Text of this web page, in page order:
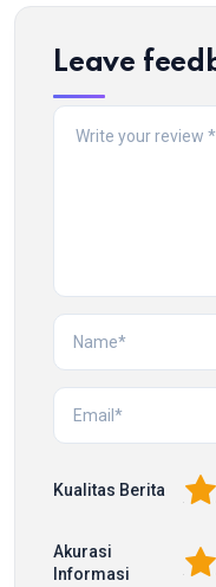
Leave
Kualitas Berita 2
Akurasi
Informasi
2